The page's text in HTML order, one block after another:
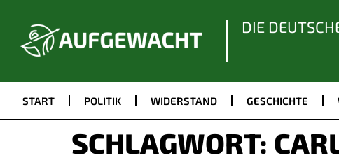
DIE
START POLITIK WIDERSTAND GESCHICHTE
SCHLAGWORT: